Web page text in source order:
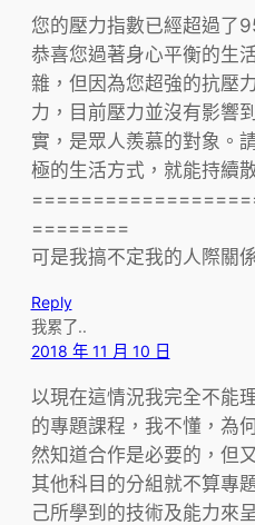
您的壓力指數已經超過了
恭喜您過著身心平衡的生
雜，但因為您超強的抗壓
力，目前壓力並沒有影響
實，是眾人羨慕的對象。
極的生活方式，就能持續
========
可是我搞不定我的人際關
Reply
我累了..
2018 年 11 月 10 日
以現在這情況我完全不能
的專題課程，我不懂，為
然知道合作是必要的，但
其他科目的分組就不算專
己所學到的技術及能力來